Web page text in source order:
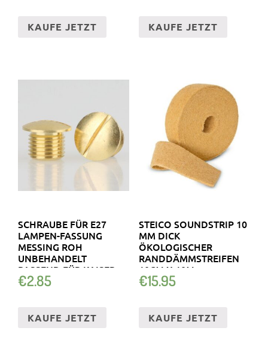
KAUFE JETZT KAUFE JETZT
SCHRAUBE FÜR E27
LAMPEN-FASSUNG
MESSING ROH
UNBEHANDELT
PASSEND FÜR KAISER
IDELL …
€2.85
KAUFE JETZT
STEICO SOUNDSTRIP 10
MM DICK
ÖKOLOGISCHER
RANDDÄMMSTREIFEN
10CM X 10M
HOLZFASER
€15.95
KAUFE JETZT